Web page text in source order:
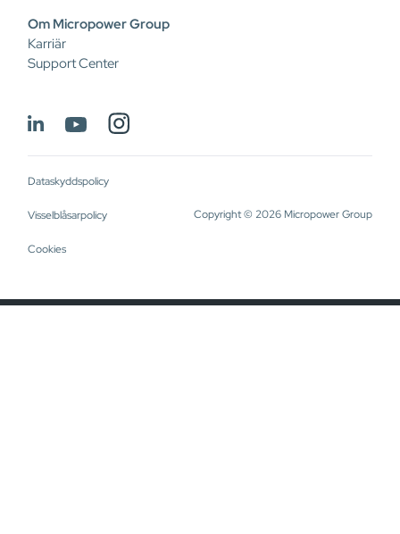
Om Micropower Group
Karriär
Support Center
Dataskyddspolicy
Visselblåsarpolicy
Cookies
Copyright © 2026 Micropower Group